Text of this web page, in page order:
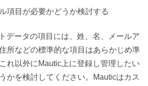
項目が必要かどうか検討する
データの項目には、姓、名、メールア
所などの標準的な項目はあらかじめ準
れ以外にMautic上に登録し管理したい
かを検討してください。Mauticはカス